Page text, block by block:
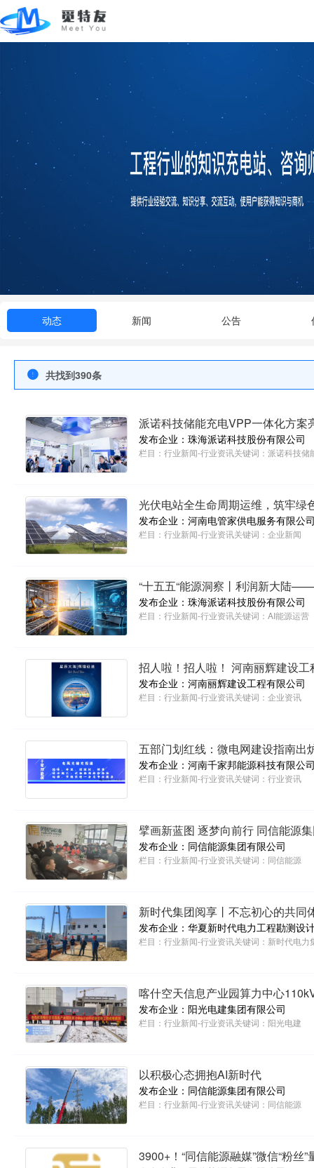
动态 新闻 公告
共找到390条
派诺科技储能充电VPP一体化方案
地加速
发布企业：珠海派诺科技股份有限公司
栏目： 行业新闻-行业资讯关键词： 派诺科技储
光伏电站全生命周期运维，筑牢绿
发布企业：河南电管家供电服务有限公
栏目： 行业新闻-行业资讯关键词： 企业新闻
“十五五“能源洞察丨利润新大陆
发布企业：珠海派诺科技股份有限公司
栏目： 行业新闻-行业资讯关键词： AI能源运营
招人啦！招人啦！ 河南丽
发布企业：河南丽辉建设工程有限公司
栏目： 行业新闻-行业资讯关键词： 企业资讯
五部门划红线：微电网建设指南出
发布企业：河南千家邦能源科技有限公
栏目： 行业新闻-行业资讯关键词： 行业资讯
擘画新蓝图 逐梦向前行 同信能源
发布企业：同信能源集团有限公司
栏目： 行业新闻-行业资讯关键词： 同信能源
新时代集团阅享丨不忘初心的共同
发布企业：华夏新时代电力工程勘测设
栏目： 行业新闻-行业资讯关键词： 新时代电力
喀什空天信息产业园算力中心
发布企业：阳光电建集团有限公司
栏目： 行业新闻-行业资讯关键词： 阳光电建
以积极心态拥抱AI新时代
发布企业：同信能源集团有限公司
栏目： 行业新闻-行业资讯关键词： 同信能源
3900+！“同信能源融媒”微信“粉丝